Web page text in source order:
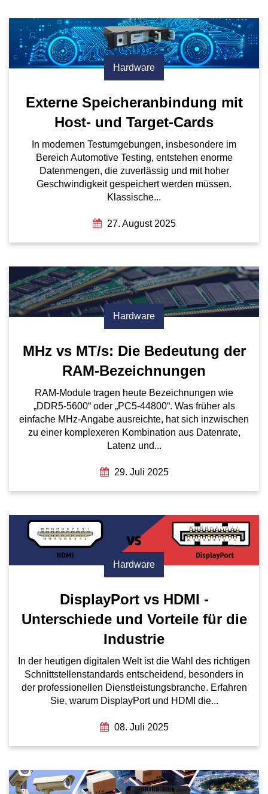
Hardware
Externe Speicheranbindung mit
Host- und Target-Cards
In modernen Testumgebungen, insbesondere im
Bereich Automotive Testing, entstehen enorme
Datenmengen, die zuverlässig und mit hoher
Geschwindigkeit gespeichert werden müssen.
Klassische...
27. August 2025
Hardware
MHz vs MT/s: Die Bedeutung der
RAM-Bezeichnungen
RAM-Module tragen heute Bezeichnungen wie
„DDR5-5600“ oder „PC5-44800“. Was früher als
einfache MHz-Angabe ausreichte, hat sich inzwischen
zu einer komplexeren Kombination aus Datenrate,
Latenz und...
29. Juli 2025
Hardware
DisplayPort vs HDMI -
Unterschiede und Vorteile für die
Industrie
In der heutigen digitalen Welt ist die Wahl des richtigen
Schnittstellenstandards entscheidend, besonders in
der professionellen Dienstleistungsbranche. Erfahren
Sie, warum DisplayPort und HDMI die...
08. Juli 2025